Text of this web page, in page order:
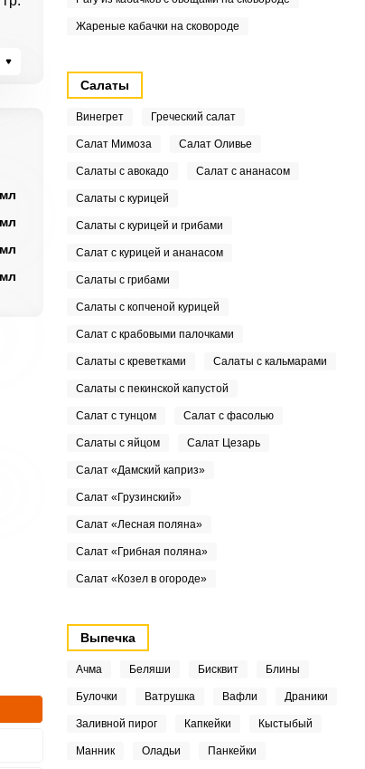
Жареные кабачки на сковороде
Салаты
Винегрет Греческий салат
Салат Мимоза Салат Оливье
Салаты с авокадо Салат с ананасом
Салаты с курицей
Салаты с курицей и грибами
Салат с курицей и ананасом
Салаты с грибами
Салаты с копченой курицей
Салат с крабовыми палочками
Салаты с креветками Салаты с кальмарами
Салаты с пекинской капустой
Салат с тунцом Салат с фасолью
Салаты с яйцом Салат Цезарь
Салат «Дамский каприз»
Салат «Грузинский»
Салат «Лесная поляна»
Салат «Грибная поляна»
Салат «Козел в огороде»
Выпечка
Ачма Беляши Бисквит Блины
Булочки Ватрушка Вафли Драники
Заливной пирог Капкейки Кыстыбый
Манник Оладьи Панкейки